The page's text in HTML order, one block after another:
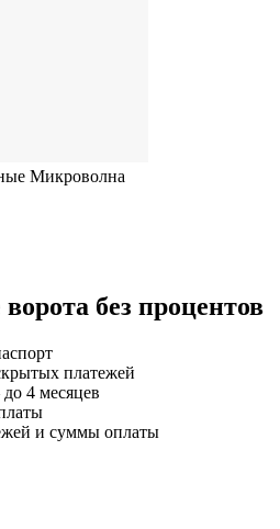
Микроволна
без процентов
платежей
4 месяцев
и суммы оплаты